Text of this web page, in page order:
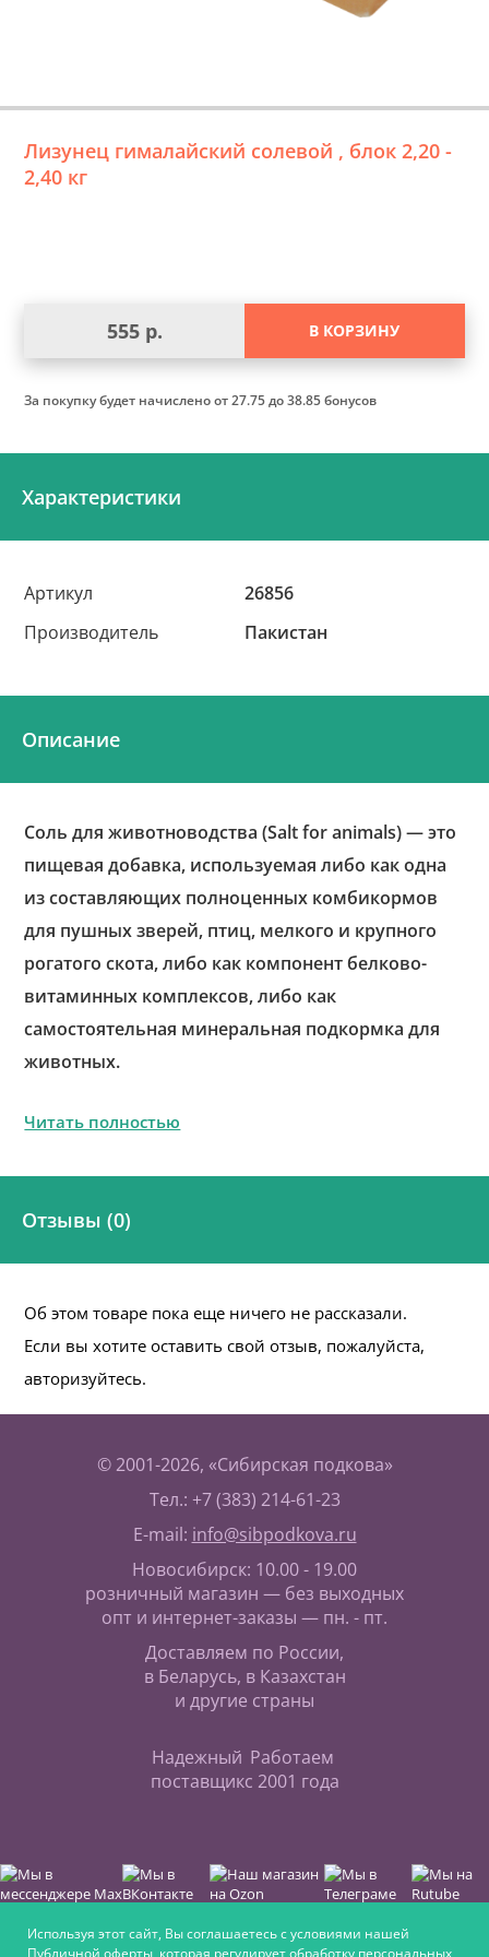
Лизунец гималайский солевой , блок 2,20 -
2,40 кг
555 р. В КОРЗИНУ
За покупку будет начисленоот 27.75 до 38.85 бонусов
Характеристики
Артикул
26856
Производитель
Пакистан
Описание
Соль для животноводства (Salt for animals) — это
пищевая добавка, используемая либо как одна
из составляющих полноценных комбикормов
для пушных зверей, птиц, мелкого и крупного
рогатого скота, либо как компонент белково-
витаминных комплексов, либо как
самостоятельная минеральная подкормка для
животных.
Читать полностью
Отзывы (0)
Об этом товаре пока еще ничего не рассказали.
Если вы хотите оставить свой отзыв, пожалуйста,
авторизуйтесь.
© 2001-2026, «Сибирская подкова»
Тел.: +7 (383) 214-61-23
E-mail: info@sibpodkova.ru
Новосибирск: 10.00 - 19.00
розничный магазин — без выходных
опт и интернет-заказы — пн. - пт.
Доставляем по России,
в Беларусь, в Казахстан
и другие страны
Надежный
поставщик
Работаем
с 2001 года
Используя этот сайт, Вы соглашаетесь с условиями нашей
Публичной оферты , которая регулирует обработку персональных